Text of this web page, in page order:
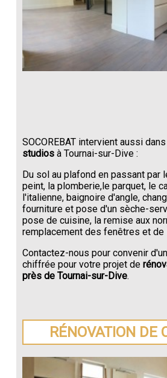
SOCOREBAT intervient aussi
studiosà Tournai-sur-Dive :
Du sol au plafond en passant par
peint, la plomberie,le parquet, le
l'italienne, baignoire d'angle,
fourniture et pose d'un sèche-
pose de cuisine, la remise aux
remplacement des fenêtres et de
Contactez-nous pour convenir
chiffrée pour votre projet de
près de Tournai-sur-Dive.
RÉNOVATION DE